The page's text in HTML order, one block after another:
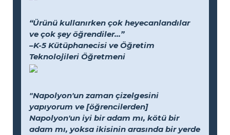
“Ürünü kullanırken çok heyecanlandılar
ve çok şey öğrendiler...”
–K-5 Kütüphanecisi ve Öğretim
Teknolojileri Öğretmeni
"Napolyon'un zaman çizelgesini
yapıyorum ve [öğrencilerden]
Napolyon'un iyi bir adam mı, kötü bir
adam mı, yoksa ikisinin arasında bir yerde